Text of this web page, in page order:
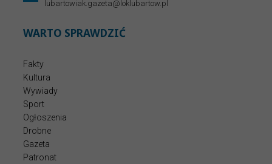
lubartowiak.gazeta@loklubartow.pl
WARTO SPRAWDZIĆ
Fakty
Kultura
Wywiady
Sport
Ogłoszenia
Drobne
Gazeta
Patronat